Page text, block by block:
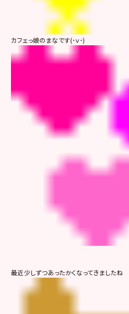
カフェっ娘のまなです(･ｖ･)
最近少しずつあったかくなってきましたね